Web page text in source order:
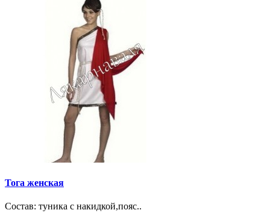
Тога женская
Состав: туника с накидкой,пояс..